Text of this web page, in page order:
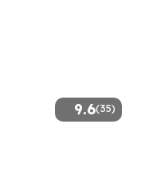
9.6(35)